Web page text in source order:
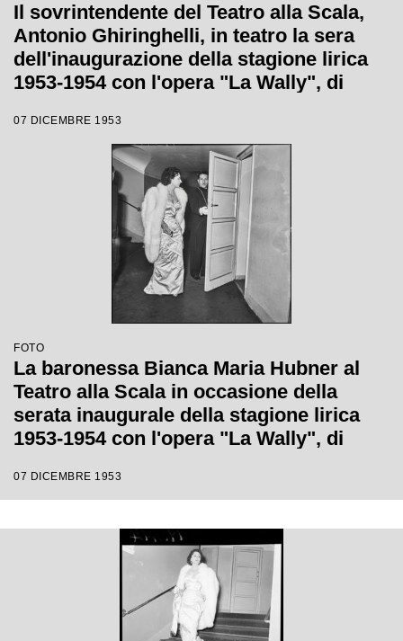
Il sovrintendente del Teatro alla Scala,
Antonio Ghiringhelli, in teatro la sera
dell'inaugurazione della stagione lirica
1953-1954 con l'opera "La Wally", di
Giulini, con la regia di Tatiana Pavlova;
alle sue spalle la locandina dell'opera.
07 DICEMBRE 1953
FOTO
La baronessa Bianca Maria Hubner al
Teatro alla Scala in occasione della
serata inaugurale della stagione lirica
1953-1954 con l'opera "La Wally", di
Giulini, con la regia di Tatiana Pavlova
07 DICEMBRE 1953